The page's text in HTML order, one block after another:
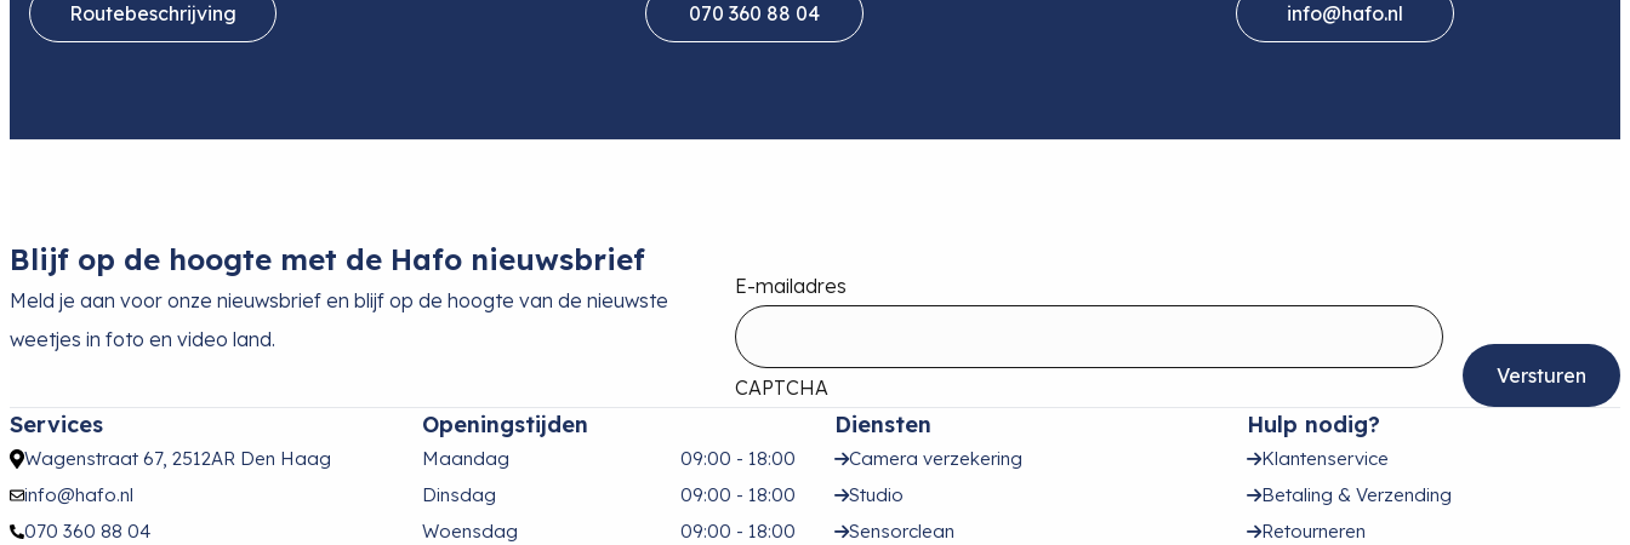
Routebeschrijving 070 360 88 04 info@hafo.nl
Blijf op de hoogte met de Hafo nieuwsbrief
Meld je aan voor onze nieuwsbrief en blijf op de hoogte van de nieuwste
weetjes in foto en video land.
E-mailadres
CAPTCHA
Services
Wagenstraat 67, 2512AR Den Haag
info@hafo.nl
070 360 88 04
Openingstijden
Maandag
09:00 - 18:00
Dinsdag
09:00 - 18:00
Woensdag
09:00 - 18:00
Diensten
Camera verzekering
Studio
Sensorclean
Hulp nodig?
Klantenservice
Betaling & Verzending
Retourneren